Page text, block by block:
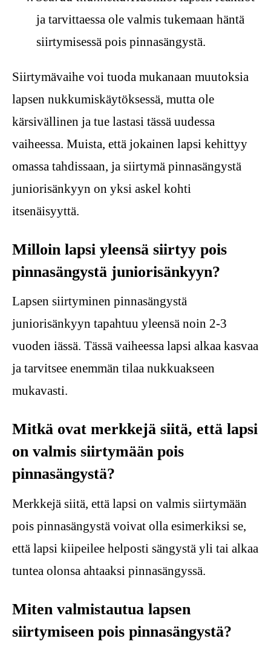
ja tarvittaessa ole valmis tukemaan häntä
siirtymisessä pois pinnasängystä.
Siirtymävaihe voi tuoda mukanaan muutoksia
lapsen nukkumiskäytöksessä, mutta ole
kärsivällinen ja tue lastasi tässä uudessa
vaiheessa. Muista, että jokainen lapsi kehittyy
omassa tahdissaan, ja siirtymä pinnasängystä
juniorisänkyyn on yksi askel kohti
itsenäisyyttä.
Milloin lapsi yleensä siirtyy pois
pinnasängystä juniorisänkyyn?
Lapsen siirtyminen pinnasängystä
juniorisänkyyn tapahtuu yleensä noin 2-3
vuoden iässä. Tässä vaiheessa lapsi alkaa kasvaa
ja tarvitsee enemmän tilaa nukkuakseen
mukavasti.
Mitkä ovat merkkejä siitä, että lapsi
on valmis siirtymään pois
pinnasängystä?
Merkkejä siitä, että lapsi on valmis siirtymään
pois pinnasängystä voivat olla esimerkiksi se,
että lapsi kiipeilee helposti sängystä yli tai alkaa
tuntea olonsa ahtaaksi pinnasängyssä.
Miten valmistautua lapsen
siirtymiseen pois pinnasängystä?